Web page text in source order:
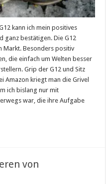
kann ich mein positives
ganz bestätigen. Die G12
Markt. Besonders positiv
die einfach um Welten besser
Grip der G12 und Sitz
Amazon kriegt man die Grivel
ich bislang nur mit
war, die ihre Aufgabe
von